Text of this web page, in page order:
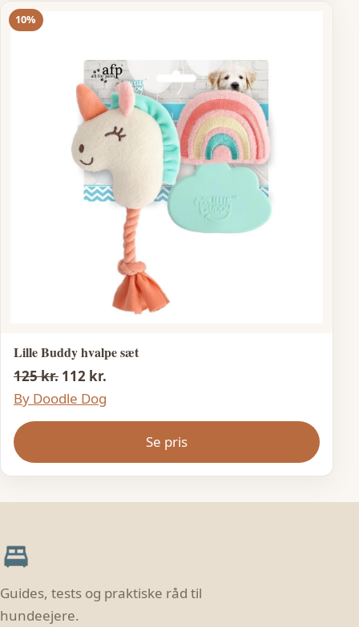
10%
Lille Buddy hvalpe sæt
125 kr. 112 kr.
By Doodle Dog
Se pris
Guides, tests og praktiske råd til
hundeejere.